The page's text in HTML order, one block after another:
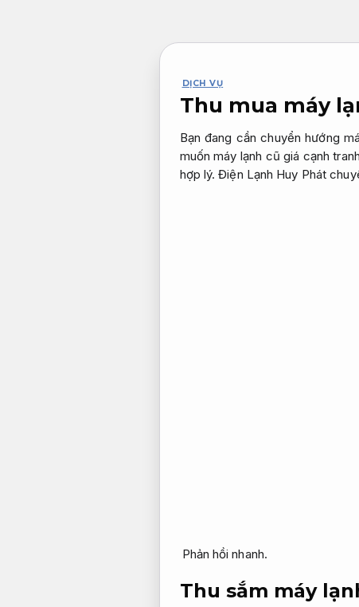
DỊCH VỤ
Thu mua máy
Bạn đang cần chuyển hướng
muốn máy lạnh cũ giá cạnh
hợp lý. Điện Lạnh Huy Phát
Phản hồi nhanh.
Thu sắm máy